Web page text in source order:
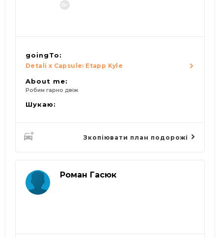
goingTo:
Detali x Capsule: Etapp Kyle
About me:
Робим гарно двіж
Шукаю:
Зкопіювати план подорожі
Роман Гасюк